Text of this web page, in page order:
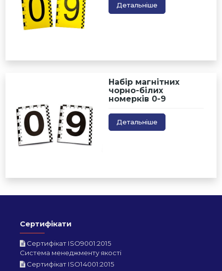
Детальніше
Набір магнітних
чорно-білих
номерків 0-9
Детальніше
Сертифікати
Сертифікат ISO9001:2015
Система менеджменту якості
Сертифікат ISO14001:2015